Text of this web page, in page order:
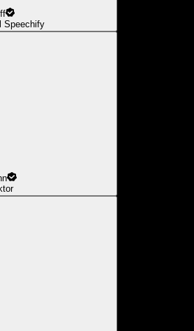
Speechify